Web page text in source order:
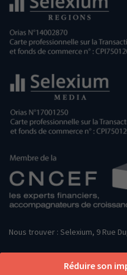
Réduire son
Nous trouver : Selexium, 9 Rue